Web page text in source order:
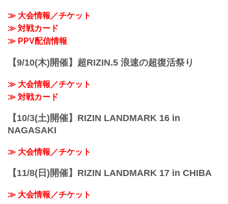
≫ 大会情報／チケット
≫ 対戦カード
≫ PPV配信情報
【9/10(木)開催】超RIZIN.5 浪速の超復活祭り
≫ 大会情報／チケット
≫ 対戦カード
【10/3(土)開催】RIZIN LANDMARK 16 in
NAGASAKI
≫ 大会情報／チケット
【11/8(日)開催】RIZIN LANDMARK 17 in CHIBA
≫ 大会情報／チケット